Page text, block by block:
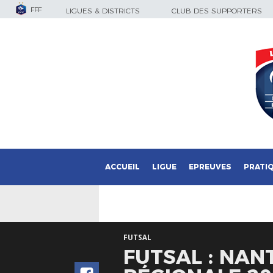
FFF LIGUES & DISTRICTS CLUB DES SUPPORTERS
ACCUEIL LIGUE EPREUVES
FUTSAL
FUTSAL :